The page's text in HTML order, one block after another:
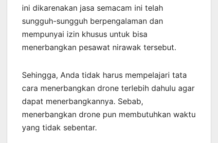
ini dikarenakan jasa semacam ini telah
sungguh-sungguh berpengalaman dan
mempunyai izin khusus untuk bisa
menerbangkan pesawat nirawak tersebut.
Sehingga, Anda tidak harus mempelajari tata
cara menerbangkan drone terlebih dahulu agar
dapat menerbangkannya. Sebab,
menerbangkan drone pun membutuhkan waktu
yang tidak sebentar.